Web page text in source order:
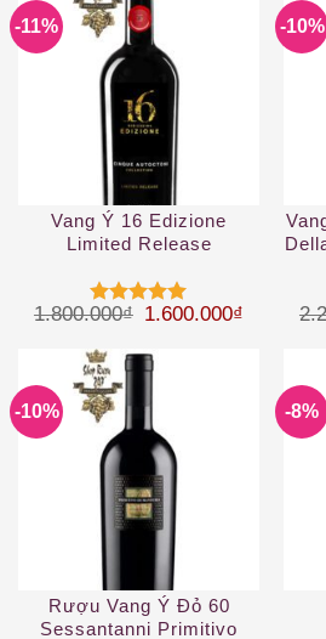
-11%
Vang Ý 16 Edizione
Limited Release
Được xếp
sao
1.800.000₫ Giá gốc là:
1.600.000₫ Giá
-10%
-10%
Rượu Vang Ý Đỏ 60
Sessantanni Primitivo
-8%